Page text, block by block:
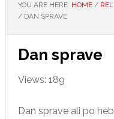
YOU ARE HERE: HOME /
/DAN SPRAVE
Dan sprave
Views: 189
Dan sprave ali po